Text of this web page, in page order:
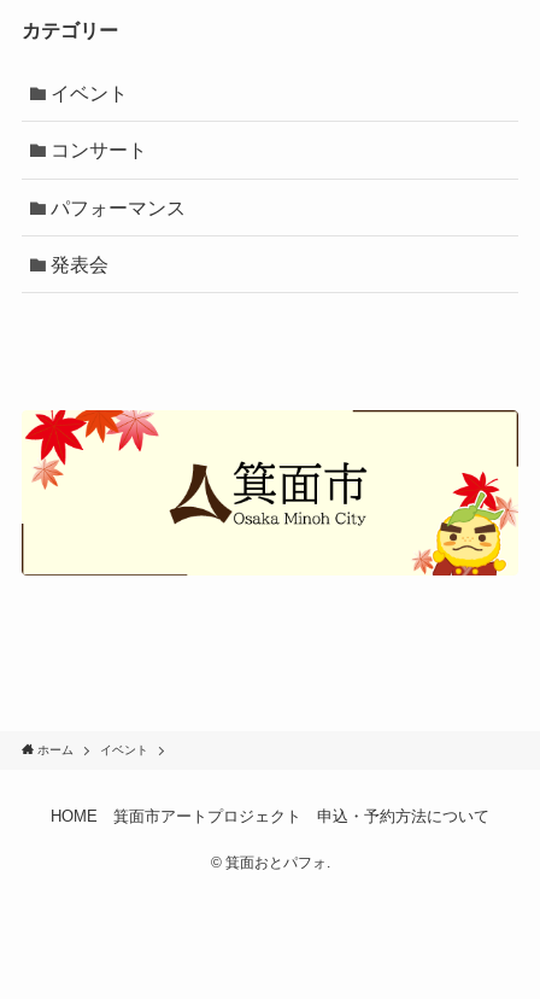
カテゴリー
イベント
コンサート
パフォーマンス
発表会
ホーム イベント
HOME 箕面市アートプロジェクト 申込・予約方法について
©箕面おとパフォ.